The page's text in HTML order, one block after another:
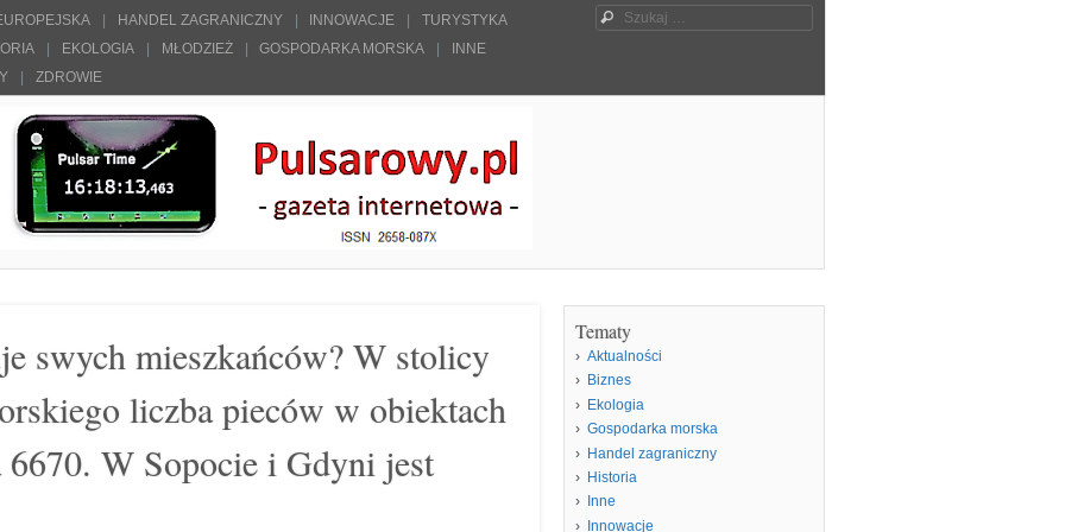
HANDEL ZAGRANICZNY INNOWACJE
TURYSTYKA
EKOLOGIA MŁODZIEŻ GOSPODARKA MORSKA
INNE
ZDROWIE
Szukaj
swych mieszkańców? W stolicy
liczba pieców w obiektach
6670. W Sopocie i Gdyni jest
Tematy
Aktualności
Biznes
Ekologia
Gospodarka morska
Handel zagraniczny
Historia
Inne
Innowacje